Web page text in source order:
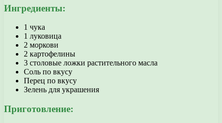
Ингредиенты:
1 чука
1 луковица
2 моркови
2 картофелины
3 столовые ложки растительного масла
Соль по вкусу
Перец по вкусу
Зелень для украшения
Приготовление: